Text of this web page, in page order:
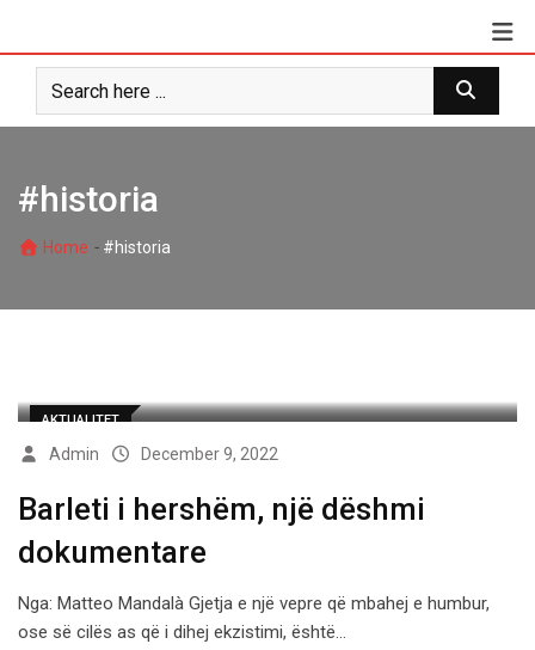
content
#historia
Home - #historia
AKTUALITET
Admin December 9, 2022
Barleti i hershëm, një dëshmi
dokumentare
Nga: Matteo Mandalà Gjetja e një vepre që mbahej e humbur,
ose së cilës as që i dihej ekzistimi, është…